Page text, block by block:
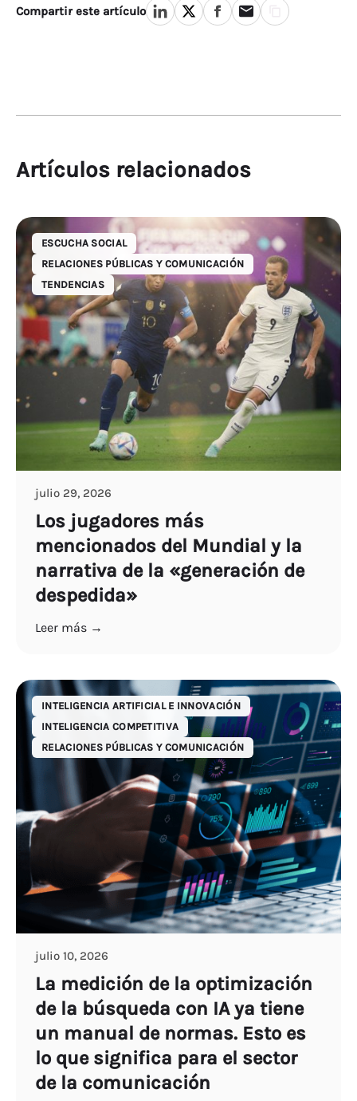
fuentes, o centrarte en la difusión en los
medios cuando tienes una brecha narrativa,
negocio.
Compartir este artículo
Artículos relacionados
ESCUCHA SOCIAL
RELACIONES PÚBLICAS Y COMUNICACIÓN
TENDENCIAS
julio 29, 2026
Los jugadores más
mencionados del Mundial y la
narrativa de la «generación de
despedida»
Leer más →
INTELIGENCIA ARTIFICIAL E INNOVACIÓN
INTELIGENCIA COMPETITIVA
RELACIONES PÚBLICAS Y COMUNICACIÓN
julio 10, 2026
La medición de la optimización
de la búsqueda con IA ya tiene
un manual de normas. Esto es
lo que significa para el sector
de la comunicación